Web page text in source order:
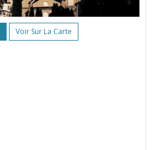
Voir Sur La Carte